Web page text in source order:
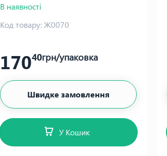
В наявності
Код товару:Ж0070
17040грн/упаковка
Швидке замовлення
У Кошик